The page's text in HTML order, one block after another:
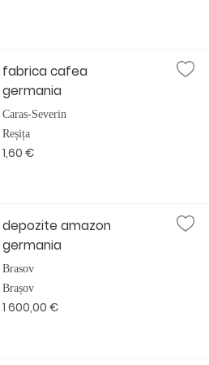
fabrica cafea
germania
Caras-Severin
Reșița
1,60 €
depozite amazon
germania
Brasov
Brașov
1 600,00 €